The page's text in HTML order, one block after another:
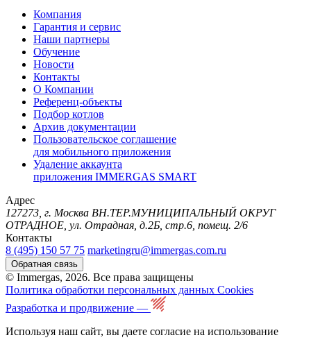
Компания
Гарантия и сервис
Наши партнеры
Обучение
Новости
Контакты
О Компании
Референц-объекты
Подбор котлов
Архив документации
Пользовательское соглашение
для мобильного приложения
Удаление аккаунта
приложения IMMERGAS SMART
Адрес
127273, г. Москва ВН.ТЕР.МУНИЦИПАЛЬНЫЙ ОКРУГ
ОТРАДНОЕ, ул. Отрадная, д.2Б, стр.6, помещ. 2/6
Контакты
8 (495) 150 57 75 marketingru@immergas.com.ru
Обратная связь
© Immergas, 2026. Все права защищены
Политика обработки персональных данных Cookies
Разработка и продвижение —
Используя наш сайт, вы даете согласие на использование